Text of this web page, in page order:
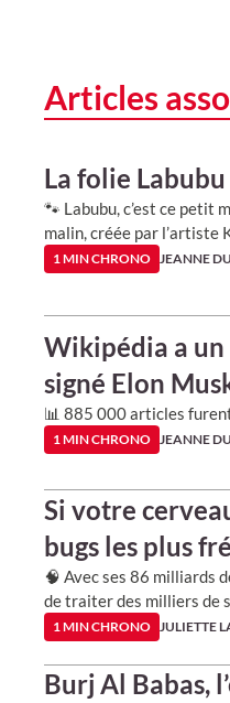
Articles
La folie
🐾 Labubu, c’est ce petit
malin, créée par l’artiste
1 MIN CHRONO JEANNE
Wikipédia a
signé Elon
📊 885 000 articles
1 MIN CHRONO JEANNE
Si votre
bugs les plus
🧠 Avec ses 86 milliards
de traiter des milliers de
1 MIN CHRONO JULIETTE
Burj Al Babas,